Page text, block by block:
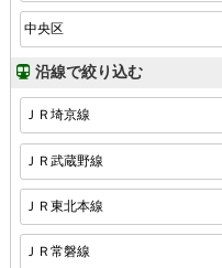
中央区
沿線で絞り込む
ＪＲ埼京線
ＪＲ武蔵野線
ＪＲ東北本線
ＪＲ常磐線